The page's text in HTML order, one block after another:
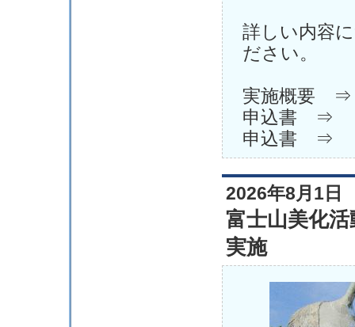
詳しい内容
ださい。
実施概要
申込書 ⇒
申込書 ⇒
2026年8月1日
富士山美化
実施